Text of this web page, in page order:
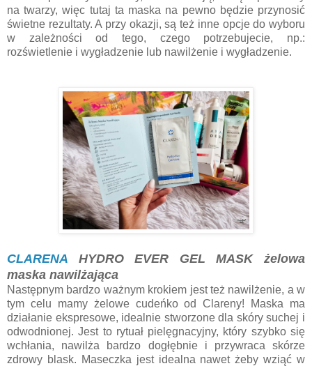
na twarzy, więc tutaj ta maska na pewno będzie przynosić
świetne rezultaty. A przy okazji, są też inne opcje do wyboru
w zależności od tego, czego potrzebujecie, np.:
rozświetlenie i wygładzenie lub nawilżenie i wygładzenie.
CLARENA HYDRO EVER GEL MASK żelowa
maska nawilżająca
Następnym bardzo ważnym krokiem jest też nawilżenie, a w
tym celu mamy żelowe cudeńko od Clareny! Maska ma
działanie ekspresowe, idealnie stworzone dla skóry suchej i
odwodnionej. Jest to rytuał pielęgnacyjny, który szybko się
wchłania, nawilża bardzo dogłębnie i przywraca skórze
zdrowy blask. Maseczka jest idealna nawet żeby wziąć w